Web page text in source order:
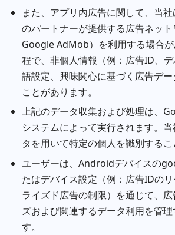
また、アプリ内広告に関して、当
のパートナーが提供する広告ネット
Google AdMob）を利用する場合
程で、非個人情報（例：広告ID、
語設定、興味関心に基づく広告デ
ことがあります。
上記のデータ収集および処理は、
システムによって実行されます。
タを用いて特定の個人を識別するこ
ユーザーは、Androidデバイスの
たはデバイス設定（例：広告IDの
ライズド広告の制限）を通じて、
ズおよび関連するデータ利用を管
す。